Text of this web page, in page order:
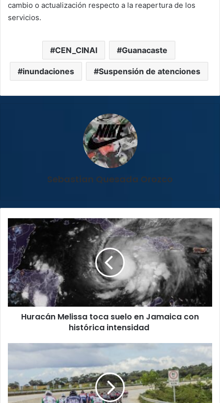
cambio o actualización respecto a la reapertura de los
servicios.
CEN_CINAI Guanacaste
inundaciones Suspensión de atenciones
Sebastian Quesada Orozco
Huracán
Melissa
toca
suelo
en
Jamaica
con
histórica
intensidad
Huracán Melissa toca suelo en Jamaica con
histórica intensidad
Definido
recorrido
de
la